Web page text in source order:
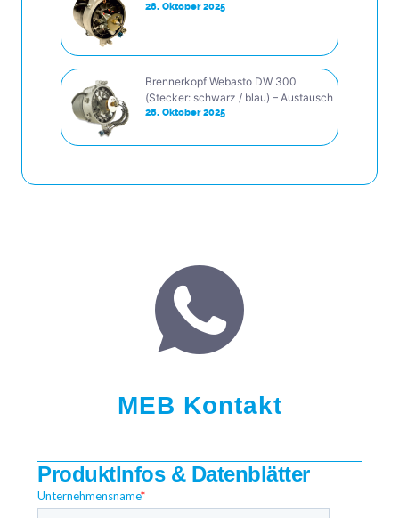
28. Oktober 2025
Brennerkopf Webasto DW 300
(Stecker: schwarz / blau) – Austausch
28. Oktober 2025
MEB Kontakt
ProduktInfos & Datenblätter